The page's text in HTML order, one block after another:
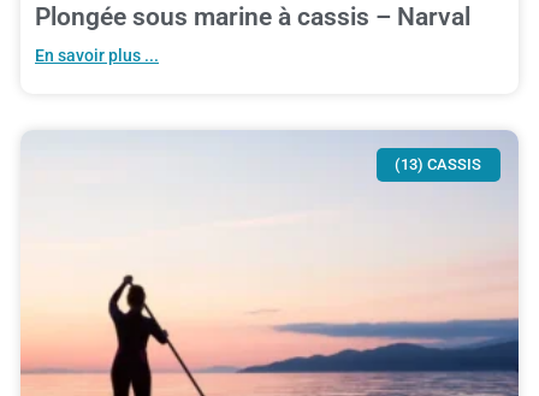
Plongée sous marine à cassis – Narval
En savoir plus ...
(13) CASSIS